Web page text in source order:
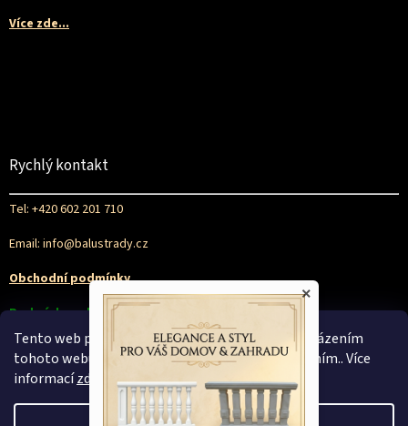
Tento web používá soubory cookie. Dalším procházením
tohoto webu vyjadřujete souhlas s jejich používáním.. Více
informacízde
Více zde...
Rychlý kontakt
Tel: +420 602 201 710
Email: info@balustrady.cz
Obchodní podmínky
Podmínky ochrany osobních údajů
×